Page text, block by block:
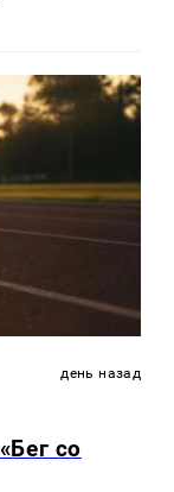
день назад
со